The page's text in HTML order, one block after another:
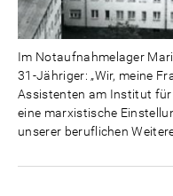
Im Notaufnahmelager
31-Jähriger: „Wir, meine
Assistenten am Institut für
eine marxistische
unserer beruflichen